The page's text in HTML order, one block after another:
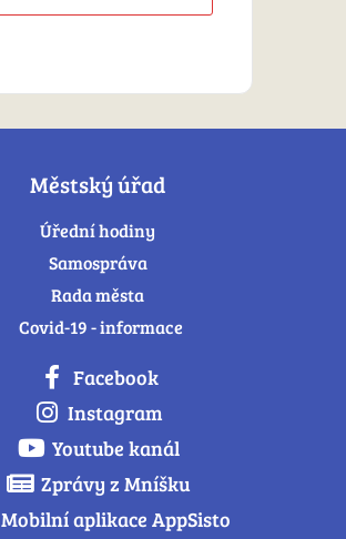
Městský úřad
Úřední hodiny
Samospráva
Rada města
Covid-19 - informace
Facebook
Instagram
Youtube kanál
Zprávy z Mníšku
Mobilní aplikace AppSisto